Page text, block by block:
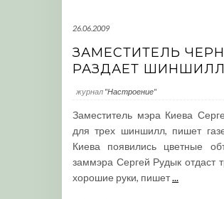
26.06.2009
ЗАМЕСТИТЕЛЬ
РАЗДАЕТ ШИНШИЛЛ
журнал "Настроение"
Заместитель мэра Киева
для трех шиншилл, пишет
Киева появились цветные
заммэра Сергей Рудык отдаст
хорошие руки, пишет...